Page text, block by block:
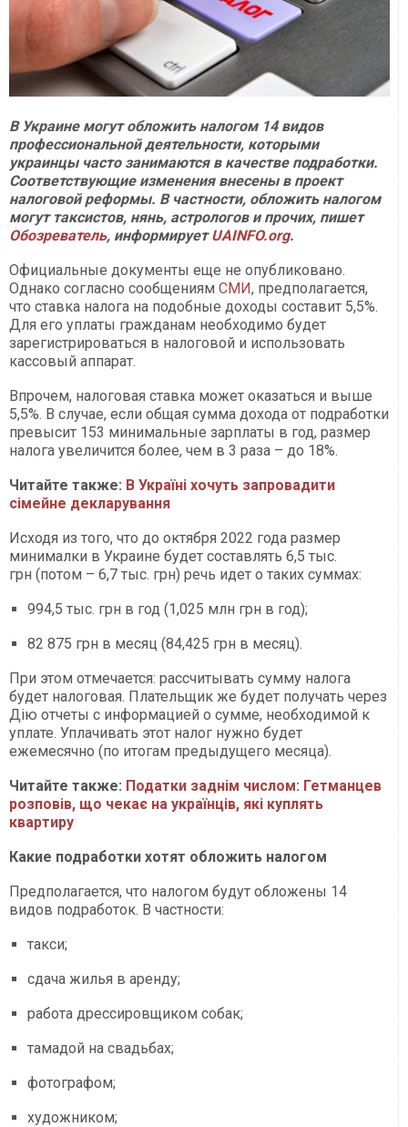
В Украине могут обложить налогом 14 видов
профессиональной деятельности, которыми
украинцы часто занимаются в качестве подработки.
Соответствующие изменения внесены в проект
налоговой реформы. В частности, обложить налогом
могут таксистов, нянь, астрологов и прочих, пишет
Обозреватель, информируетUAINFO.org.
Официальные документы еще не опубликовано.
Однако согласно сообщениям СМИ, предполагается,
что ставка налога на подобные доходы составит 5,5%.
Для его уплаты гражданам необходимо будет
зарегистрироваться в налоговой и использовать
кассовый аппарат.
Впрочем, налоговая ставка может оказаться и выше
5,5%. В случае, если общая сумма дохода от подработки
превысит 153 минимальные зарплаты в год, размер
налога увеличится более, чем в 3 раза – до 18%.
Читайте также: В Україні хочуть запровадити
сімейне декларування
Исходя из того, что до октября 2022 года размер
минималки в Украине будет составлять 6,5 тыс.
грн (потом – 6,7 тыс. грн) речь идет о таких суммах:
994,5 тыс. грн в год (1,025 млн грн в год);
82 875 грн в месяц (84,425 грн в месяц).
При этом отмечается: рассчитывать сумму налога
будет налоговая. Плательщик же будет получать через
Дію отчеты с информацией о сумме, необходимой к
уплате. Уплачивать этот налог нужно будет
ежемесячно (по итогам предыдущего месяца).
Читайте также: Податки заднім числом: Гетманцев
розповів, що чекає на українців, які куплять
квартиру
Какие подработки хотят обложить налогом
Предполагается, что налогом будут обложены 14
видов подработок. В частности:
такси;
сдача жилья в аренду;
работа дрессировщиком собак;
тамадой на свадьбах;
фотографом;
художником;